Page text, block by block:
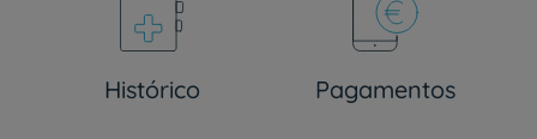
Histórico Pagamentos